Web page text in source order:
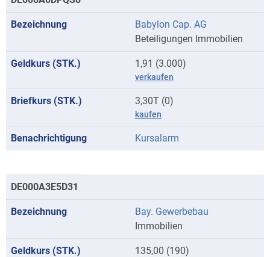
mit
Anfangsbuchstaben
Babylon Cap. AG
Beteiligungen Immobilien
1,91 (3.000)
verkaufen
3,30T (0)
kaufen
Kursalarm
DE000A3E5D31
Bay. Gewerbebau
Immobilien
135,00 (190)